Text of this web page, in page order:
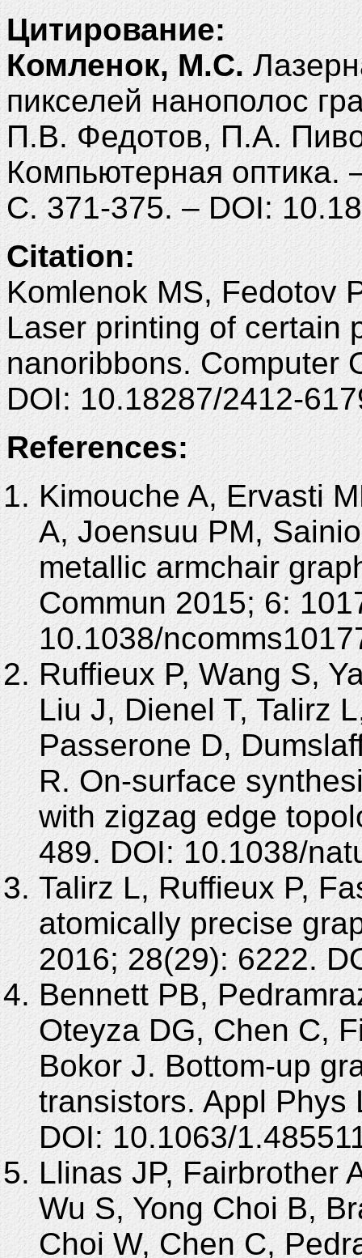
Цитирование:
Комленок, М.С.
пикселей нанополос
П.В. Федотов, П.А.
Компьютерная
С. 371-375. – DOI:
Citation:
Komlenok MS, Fedotov
Laser printing of certain
nanoribbons. Computer
DOI: 10.18287/2412-
References:
Kimouche A, Ervasti
A, Joensuu PM,
metallic armchair
Commun 2015; 6:
10.1038/
Ruffieux P, Wang S,
Liu J, Dienel T, Talirz
Passerone D,
R. On-surface
with zigzag edge
489. DOI: 10.1038/
Talirz L, Ruffieux P,
atomically precise
2016; 28(29): 6222.
Bennett PB,
Oteyza DG, Chen C,
Bokor J. Bottom-up
transistors. Appl Phys
DOI: 10.1063/
Llinas JP, Fairbrother
Wu S, Yong Choi B,
Choi W, Chen C,